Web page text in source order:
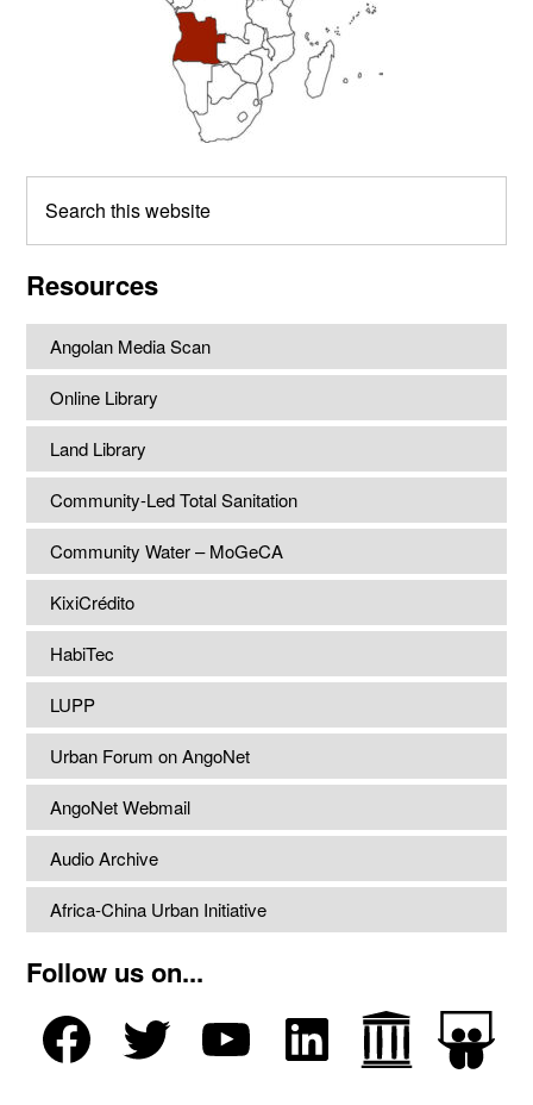
this
Resources
Angolan Media Scan
Online Library
Land Library
Community-Led Total Sanitation
Community Water – MoGeCA
KixiCrédito
HabiTec
LUPP
Urban Forum on AngoNet
AngoNet Webmail
Audio Archive
Africa-China Urban Initiative
Follow us on...